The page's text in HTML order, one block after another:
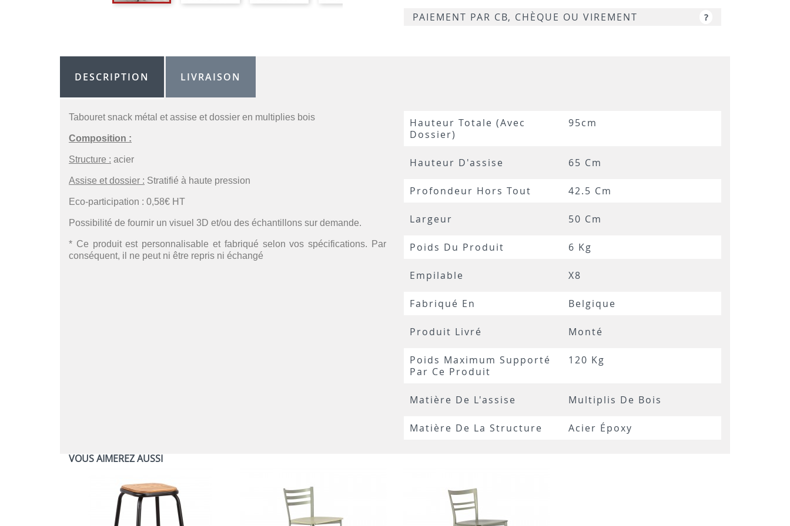
PAIEMENT PAR CB, CHÈQUE OU VIREMENT ?
DESCRIPTION LIVRAISON
Tabouret snack métal et assise et dossier en multiplies bois
Composition :
Structure : acier
Assise et dossier : Stratifié à haute pression
Eco-participation : 0,58€ HT
Possibilité de fournir un visuel 3D et/ou des échantillons sur demande.
* Ce produit est personnalisable et fabriqué selon vos spécifications. Par
conséquent, il ne peut ni être repris ni échangé
Hauteur Totale (avec
Dossier)
95cm
Hauteur D'assise 65 Cm
Profondeur Hors Tout 42.5 Cm
Largeur 50 Cm
Poids Du Produit 6 Kg
Empilable X8
Fabriqué En Belgique
Produit Livré Monté
Poids Maximum Supporté
Par Ce Produit
120 Kg
Matière De L'assise Multiplis De Bois
Matière De La Structure Acier Époxy
VOUS AIMEREZ AUSSI